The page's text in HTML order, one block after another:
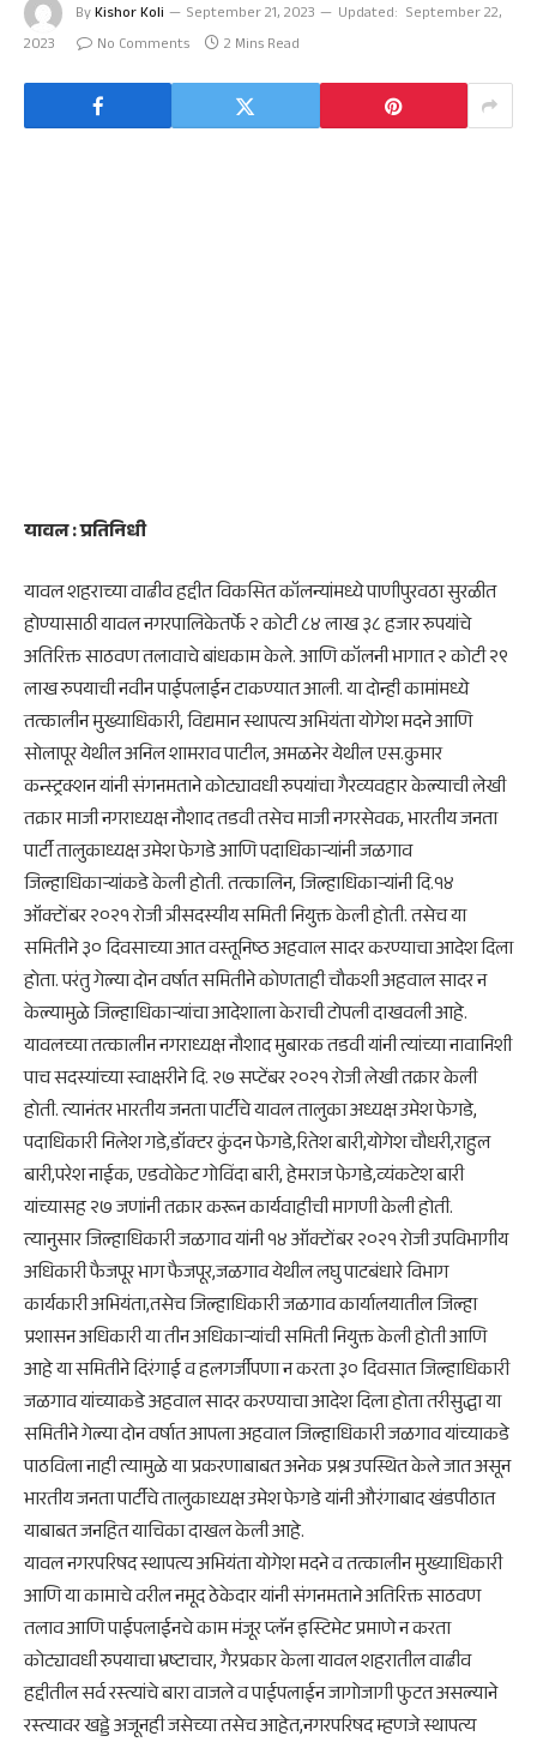
ByKishor Koli September 21, 2023 Updated: September 22,
2023
No Comments 2 Mins Read
यावल : प्रतिनिधी
यावल शहराच्या वाढीव हद्दीत विकसित कॉलन्यांमध्ये पाणीपुरवठा सुरळीत
होण्यासाठी यावल नगरपालिकेतर्फे २ कोटी ८४ लाख ३८ हजार रुपयांचे
अतिरिक्त साठवण तलावाचे बांधकाम केले. आणि कॉलनी भागात २ कोटी २९
लाख रुपयाची नवीन पाईपलाईन टाकण्यात आली. या दोन्ही कामांमध्ये
तत्कालीन मुख्याधिकारी, विद्यमान स्थापत्य अभियंता योगेश मदने आणि
सोलापूर येथील अनिल शामराव पाटील, अमळनेर येथील एस.कुमार
कन्स्ट्रक्शन यांनी संगनमताने कोट्यावधी रुपयांचा गैरव्यवहार केल्याची लेखी
तक्रार माजी नगराध्यक्ष नौशाद तडवी तसेच माजी नगरसेवक, भारतीय जनता
पार्टी तालुकाध्यक्ष उमेश फेगडे आणि पदाधिकाऱ्यांनी जळगाव
जिल्हाधिकाऱ्यांकडे केली होती. तत्कालिन, जिल्हाधिकाऱ्यांनी दि.१४
ऑक्टोंबर २०२१ रोजी त्रीसदस्यीय समिती नियुक्त केली होती. तसेच या
समितीने ३० दिवसाच्या आत वस्तूनिष्ठ अहवाल सादर करण्याचा आदेश दिला
होता. परंतु गेल्या दोन वर्षात समितीने कोणताही चौकशी अहवाल सादर न
केल्यामुळे जिल्हाधिकाऱ्यांचा आदेशाला केराची टोपली दाखवली आहे.
यावलच्या तत्कालीन नगराध्यक्ष नौशाद मुबारक तडवी यांनी त्यांच्या नावानिशी
पाच सदस्यांच्या स्वाक्षरीने दि. २७ सप्टेंबर २०२१ रोजी लेखी तक्रार केली
होती. त्यानंतर भारतीय जनता पार्टीचे यावल तालुका अध्यक्ष उमेश फेगडे,
पदाधिकारी निलेश गडे,डॉक्टर कुंदन फेगडे,रितेश बारी,योगेश चौधरी,राहुल
बारी,परेश नाईक, एडवोकेट गोविंदा बारी, हेमराज फेगडे,व्यंकटेश बारी
यांच्यासह २७ जणांनी तक्रार करून कार्यवाहीची मागणी केली होती.
त्यानुसार जिल्हाधिकारी जळगाव यांनी १४ ऑक्टोंबर २०२१ रोजी उपविभागीय
अधिकारी फैजपूर भाग फैजपूर,जळगाव येथील लघु पाटबंधारे विभाग
कार्यकारी अभियंता,तसेच जिल्हाधिकारी जळगाव कार्यालयातील जिल्हा
प्रशासन अधिकारी या तीन अधिकाऱ्यांची समिती नियुक्त केली होती आणि
आहे या समितीने दिरंगाई व हलगर्जीपणा न करता ३० दिवसात जिल्हाधिकारी
जळगाव यांच्याकडे अहवाल सादर करण्याचा आदेश दिला होता तरीसुद्धा या
समितीने गेल्या दोन वर्षात आपला अहवाल जिल्हाधिकारी जळगाव यांच्याकडे
पाठविला नाही त्यामुळे या प्रकरणाबाबत अनेक प्रश्न उपस्थित केले जात असून
भारतीय जनता पार्टीचे तालुकाध्यक्ष उमेश फेगडे यांनी औरंगाबाद खंडपीठात
याबाबत जनहित याचिका दाखल केली आहे.
यावल नगरपरिषद स्थापत्य अभियंता योगेश मदने व तत्कालीन मुख्याधिकारी
आणि या कामाचे वरील नमूद ठेकेदार यांनी संगनमताने अतिरिक्त साठवण
तलाव आणि पाईपलाईनचे काम मंजूर प्लॅन इस्टिमेट प्रमाणे न करता
कोट्यावधी रुपयाचा भ्रष्टाचार, गैरप्रकार केला यावल शहरातील वाढीव
हद्दीतील सर्व रस्त्यांचे बारा वाजले व पाईपलाईन जागोजागी फुटत असल्याने
रस्त्यावर खड्डे अजूनही जसेच्या तसेच आहेत,नगरपरिषद म्हणजे स्थापत्य